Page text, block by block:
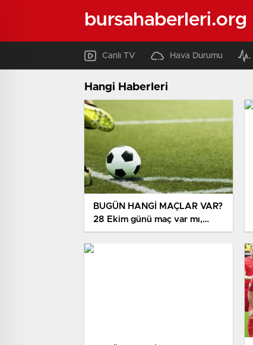
bursahaberleri.org
Canlı TV Hava Durumu
Hangi Haberleri
BUGÜN HANGİ MAÇLAR VAR?
28 Ekim günü maç var mı,
hangi kanaldan yayınlanıyor,
şifresiz mi?